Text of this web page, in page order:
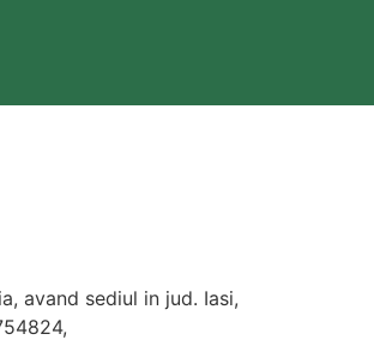
avand sediul in jud. Iasi,